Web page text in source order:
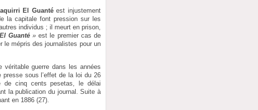
El Guantéest injustement
la capitale font pression sur les
individus ; il meurt en prison,
Guanté» est le premier cas de
le mépris des journalistes pour un
véritable guerre dans les années
presse sous l’effet de la loi du 26
de cinq cents pesetas, le délai
la publication du journal. Suite à
en 1886 (27).